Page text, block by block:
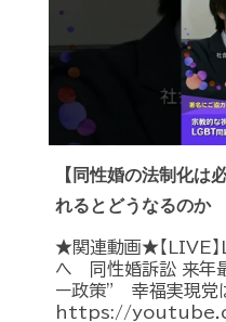
【同性婚の法制化は
れるとどうなるのか
★関連動画★【LIVE
へ 同性婚訴訟 来年
ー政策” 幸福実現党
https://